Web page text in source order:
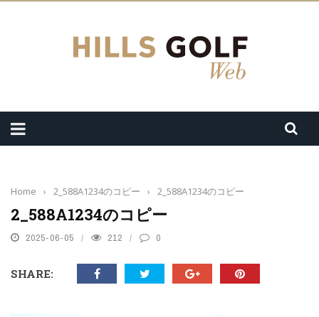
Home › 2_588A1234のコピー › 2_588A1234のコピー
2_588A1234のコピー
2025-06-05 212 0
SHARE: